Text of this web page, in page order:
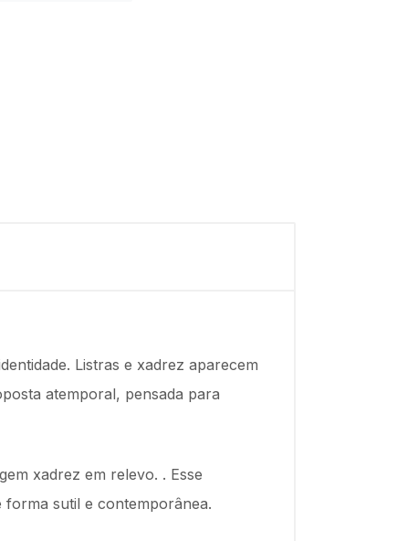
Listras e xadrez aparecem
atemporal, pensada para
xadrez em relevo. . Esse
forma sutil e contemporânea.